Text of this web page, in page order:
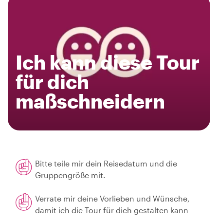
Ich kann diese Tour
für dich
maßschneidern
Bitte teile mir dein Reisedatum und die
Gruppengröße mit.
Verrate mir deine Vorlieben und Wünsche,
damit ich die Tour für dich gestalten kann